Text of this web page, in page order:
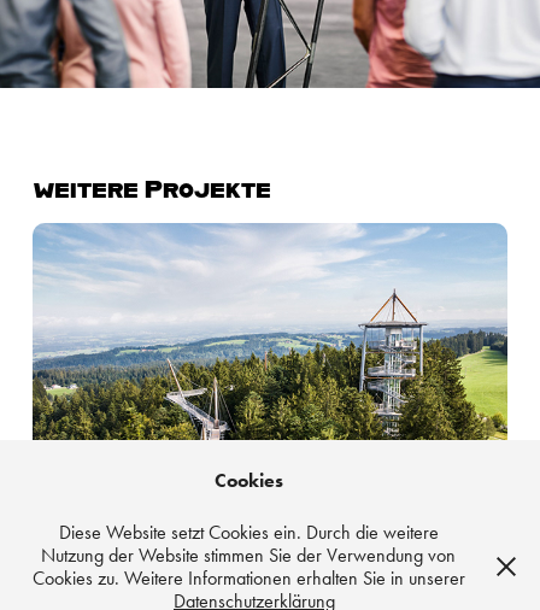
weitere Projekte
Waldwelt Skywalk Allgäu
Cookies
Diese Website setzt Cookies ein. Durch die weitere
Nutzung der Website stimmen Sie der Verwendung von
Cookies zu. Weitere Informationen erhalten Sie in unserer
Datenschutzerklärung